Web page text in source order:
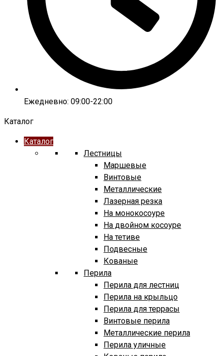
Ежедневно: 09:00-22:00
Каталог
Каталог
Лестницы
Маршевые
Винтовые
Металлические
Лазерная резка
На монокосоуре
На двойном косоуре
На тетиве
Подвесные
Кованые
Перила
Перила для лестниц
Перила на крыльцо
Перила для террасы
Винтовые перила
Металлические перила
Перила уличные